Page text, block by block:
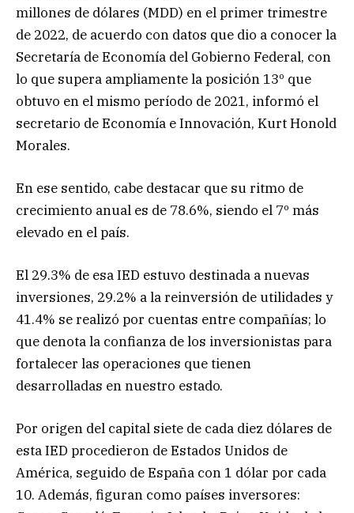
millones de dólares (MDD) en el primer trimestre
de 2022, de acuerdo con datos que dio a conocer la
Secretaría de Economía del Gobierno Federal, con
lo que supera ampliamente la posición 13º que
obtuvo en el mismo período de 2021, informó el
secretario de Economía e Innovación, Kurt Honold
Morales.
En ese sentido, cabe destacar que su ritmo de
crecimiento anual es de 78.6%, siendo el 7º más
elevado en el país.
El 29.3% de esa IED estuvo destinada a nuevas
inversiones, 29.2% a la reinversión de utilidades y
41.4% se realizó por cuentas entre compañías; lo
que denota la confianza de los inversionistas para
fortalecer las operaciones que tienen
desarrolladas en nuestro estado.
Por origen del capital siete de cada diez dólares de
esta IED procedieron de Estados Unidos de
América, seguido de España con 1 dólar por cada
10. Además, figuran como países inversores: